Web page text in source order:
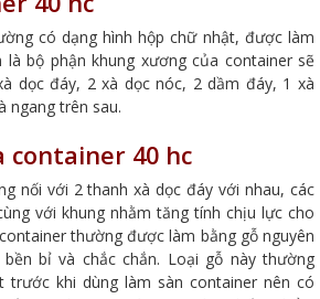
có dạng hình hộp chữ nhật, được làm
bộ phận khung xương của container sẽ
dọc đáy, 2 xà dọc nóc, 2 dầm đáy, 1 xà
ngang trên sau.
container 40 hc
nối với 2 thanh xà dọc đáy với nhau, các
với khung nhằm tăng tính chịu lực cho
thường được làm bằng gỗ nguyên
bỉ và chắc chắn. Loại gỗ này thường
khi dùng làm sàn container nên có